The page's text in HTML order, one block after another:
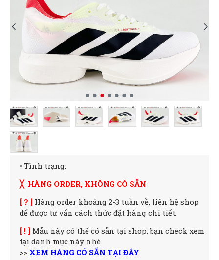
• Tình trạng:
╳ HÀNG ORDER, KHÔNG CÓ SẴN
[ ? ] Hàng order khoảng 2-3 tuần về, liên hệ shop
để được tư vấn cách thức đặt hàng chi tiết.
[ ! ] Mẫu này có thể có sẵn tại shop, bạn check xem
tại danh mục này nhé
>> XEM HÀNG CÓ SẴN TẠI ĐÂY